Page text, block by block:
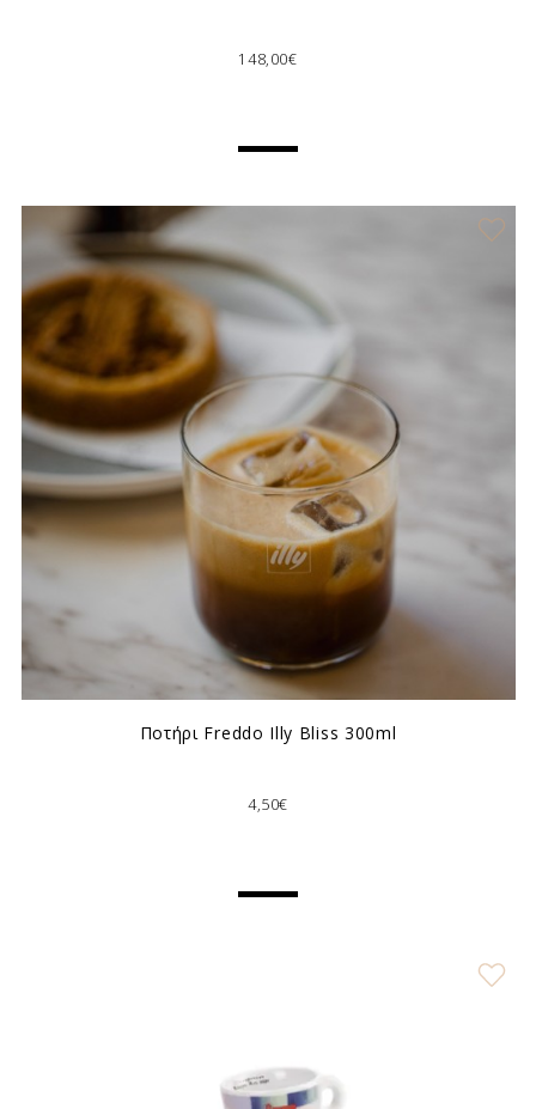
148,00€
Ποτήρι Freddo Illy Bliss 300ml
4,50€